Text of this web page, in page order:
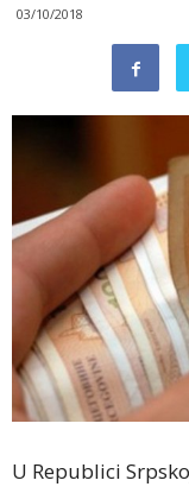
03/10/2018
U Republici